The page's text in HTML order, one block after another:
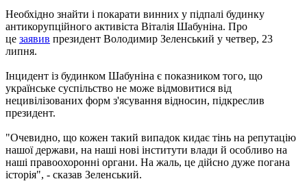
Необхідно знайти і покарати винних у підпалі будинку
антикорупційного активіста Віталія Шабуніна. Про
це заявив президент Володимир Зеленський у четвер, 23
липня.
Інцидент із будинком Шабуніна є показником того, що
українське суспільство не може відмовитися від
нецивілізованих форм з'ясування відносин, підкреслив
президент.
"Очевидно, що кожен такий випадок кидає тінь на репутацію
нашої держави, на наші нові інститути влади й особливо на
наші правоохоронні органи. На жаль, це дійсно дуже погана
історія", - сказав Зеленський.